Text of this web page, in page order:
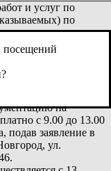
и услуг по
по
домом,
управляющей
домом можно
Новгорода.
виде размещена на
на
с 9.00 до 13.00
подав заявление в
ул.
посещений